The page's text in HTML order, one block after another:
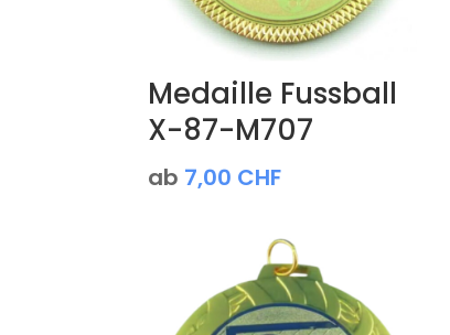
Medaille Fussball
X-87-M707
ab 7,00 CHF